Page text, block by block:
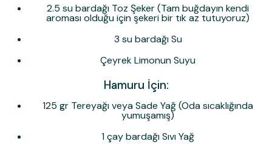
2.5 su bardağı Toz Şeker (Tam buğdayın kendi
aroması olduğu için şekeri bir tık az tutuyoruz)
3 su bardağı Su
Çeyrek Limonun Suyu
Hamuru İçin:
125 gr Tereyağı veya Sade Yağ (Oda sıcaklığında
yumuşamış)
1 çay bardağı Sıvı Yağ